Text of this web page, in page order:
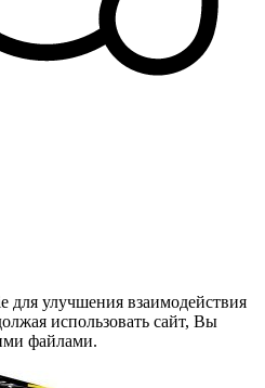
улучшения взаимодействия
использовать сайт, Вы
файлами.